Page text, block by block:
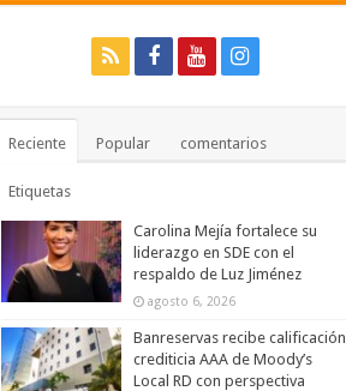
Reciente Popular comentarios
Etiquetas
Carolina Mejía fortalece su
liderazgo en SDE con el
respaldo de Luz Jiménez
agosto 6, 2026
Banreservas recibe calificación
crediticia AAA de Moody’s
Local RD con perspectiva